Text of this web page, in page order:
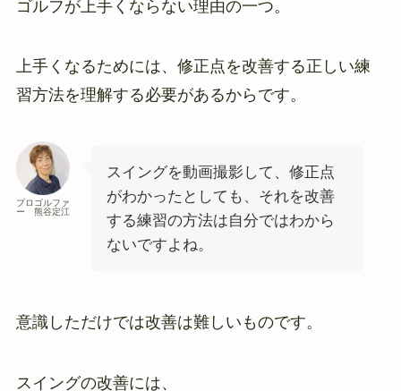
ゴルフが上手くならない理由の一つ。
上手くなるためには、修正点を改善する正しい練
習方法を理解する必要があるからです。
プロゴルファ
ー 熊谷定江
スイングを動画撮影して、修正点
がわかったとしても、それを改善
する練習の方法は自分ではわから
ないですよね。
意識しただけでは改善は難しいものです。
スイングの改善には、